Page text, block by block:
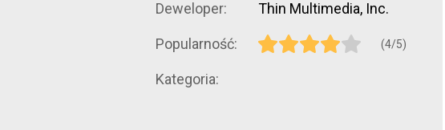
Deweloper: Thin Multimedia, Inc.
Popularność: (4/5)
Kategoria: